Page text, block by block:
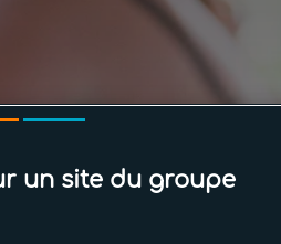
un site du groupe